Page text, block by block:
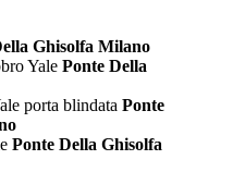
Ghisolfa Milano
Yale Ponte Della
porta blindata Ponte
Ponte Della Ghisolfa